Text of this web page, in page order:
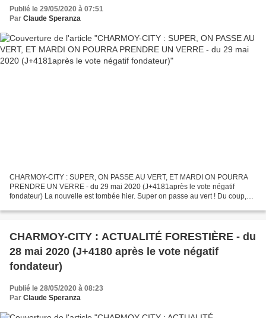
Publié le 29/05/2020 à 07:51
Par Claude Speranza
CHARMOY-CITY : SUPER, ON PASSE AU VERT, ET MARDI ON POURRA
PRENDRE UN VERRE - du 29 mai 2020 (J+4181après le vote négatif
fondateur) La nouvelle est tombée hier. Super on passe au vert ! Du coup,
CHARMOY-CITY : ACTUALITÉ FORESTIÈRE - du
28 mai 2020 (J+4180 après le vote négatif
fondateur)
Publié le 28/05/2020 à 08:23
Par Claude Speranza